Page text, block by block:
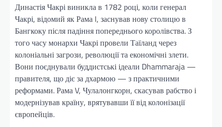
Династія Чакрі виникла в 1782 році, коли генерал
Чакрі, відомий як Рама I, заснував нову столицю в
Бангкоку після падіння попереднього королівства. З
того часу монархи Чакрі провели Таїланд через
колоніальні загрози, революції та економічні злети.
Вони поєднували буддистські ідеали Dhammaraja —
правителя, що діє за дхармою — з практичними
реформами. Рама V, Чулалонгкорн, скасував рабство і
модернізував країну, врятувавши її від колонізації
європейців.